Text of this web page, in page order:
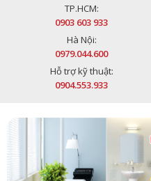
TP.HCM:
0903 603 933
Hà Nội:
0979.044.600
Hỗ trợ kỹ thuật:
0904.553.933